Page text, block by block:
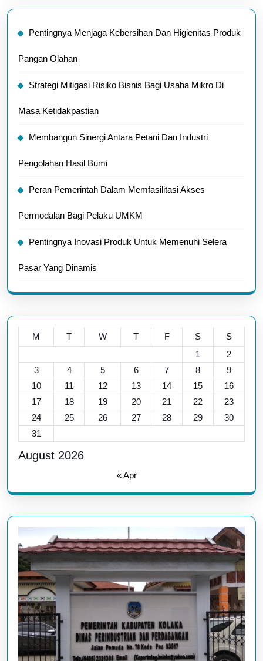
Pentingnya Menjaga Kebersihan Dan Higienitas Produk
Pangan Olahan
Strategi Mitigasi Risiko Bisnis Bagi Usaha Mikro Di
Masa Ketidakpastian
Membangun Sinergi Antara Petani Dan Industri
Pengolahan Hasil Bumi
Peran Pemerintah Dalam Memfasilitasi Akses
Permodalan Bagi Pelaku UMKM
Pentingnya Inovasi Produk Untuk Memenuhi Selera
Pasar Yang Dinamis
August 2026
M T W T F S
S
1
2
3
4 5 6 7 8
9
10
11 12 13 14 15
16
17
18 19 20 21 22
23
24
25 26 27 28 29
30
31
« Apr